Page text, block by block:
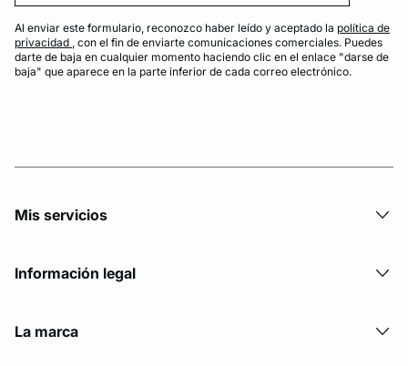
Al enviar este formulario, reconozco haber leído y aceptado la política de
privacidad , con el fin de enviarte comunicaciones comerciales. Puedes
darte de baja en cualquier momento haciendo clic en el enlace "darse de
baja" que aparece en la parte inferior de cada correo electrónico.
Mis servicios
Información legal
La marca